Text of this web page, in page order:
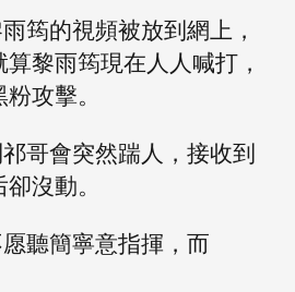
筠的視頻被放到網上，
黎雨筠現在人人喊打，
攻擊。
哥會突然踹人，接收到
沒動。
聽簡寧意指揮，而